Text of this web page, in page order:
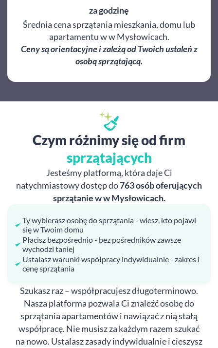
za godzinę
Średnia cena sprzątania mieszkania, domu lub
apartamentu w w Mysłowicach.
Ceny są orientacyjne i zależą od Twoich ustaleń z
osobą sprzątającą.
Czym różnimy się od firm
sprzątających
Jesteśmy platformą, która daje Ci
natychmiastowy dostęp do763 osób oferujących
sprzątanie w w Mysłowicach.
Ty wybierasz osobę do sprzątania - wiesz, kto pojawi
się w Twoim domu
Płacisz bezpośrednio - bez pośredników zawsze
wychodzi taniej
Ustalasz warunki współpracy indywidualnie - zakres i
cenę sprzątania
Szukasz raz – współpracujesz długoterminowo.
Nasza platforma pozwala Ci znaleźć osobę do
sprzątania apartamentów i nawiązać z nią stałą
współpracę. Nie musisz za każdym razem szukać
na nowo. Ustalasz zasady indywidualnie i cieszysz